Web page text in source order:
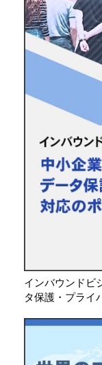
インバウンドビ
タ保護・プライ